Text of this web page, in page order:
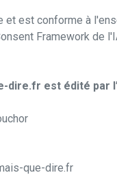
et est conforme à
Framework de
dire.fr est édité par
que-dire.fr